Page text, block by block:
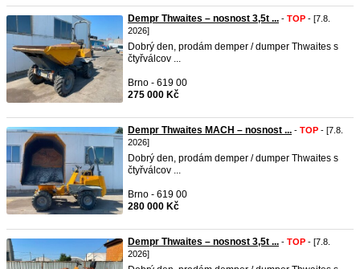
Dempr Thwaites – nosnost 3,5t ... - TOP - [7.8.
2026]
Dobrý den, prodám demper / dumper Thwaites s
čtyřválcov ...
Brno - 619 00
275 000 Kč
Dempr Thwaites MACH – nosnost ... - TOP - [7.8.
2026]
Dobrý den, prodám demper / dumper Thwaites s
čtyřválcov ...
Brno - 619 00
280 000 Kč
Dempr Thwaites – nosnost 3,5t ... - TOP - [7.8.
2026]